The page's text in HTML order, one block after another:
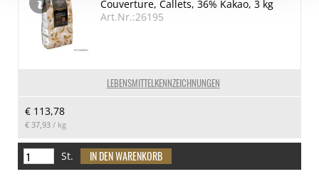
LEBENSMITTELKENNZEICHNUNGEN
Couverture, Callets, 36% Kakao, 3 kg
Art.Nr.:26195
€ 113,78
€ 37,93 / kg
St.